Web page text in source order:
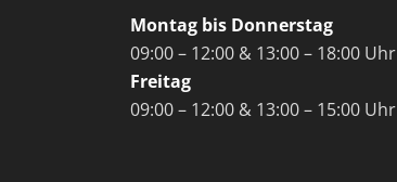
Montag bis Donnerstag
09:00 – 12:00 & 13:00 – 18:00 Uhr
Freitag
09:00 – 12:00 & 13:00 – 15:00 Uhr